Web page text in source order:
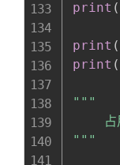
print (
print (
print (
"""
占
"""